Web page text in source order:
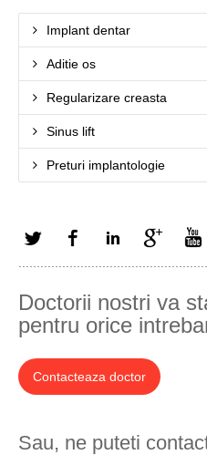
Implant dentar
Aditie os
Regularizare creasta
Sinus lift
Preturi implantologie
Twitter FacebookLinkedIn
Doctorii nostri va
pentru orice
Contacteaza doctor
Sau, ne puteti